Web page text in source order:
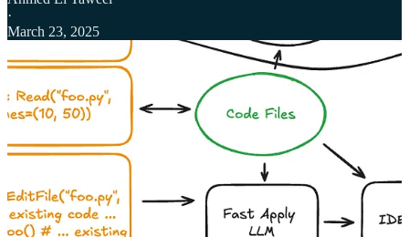
·
March 23, 2025